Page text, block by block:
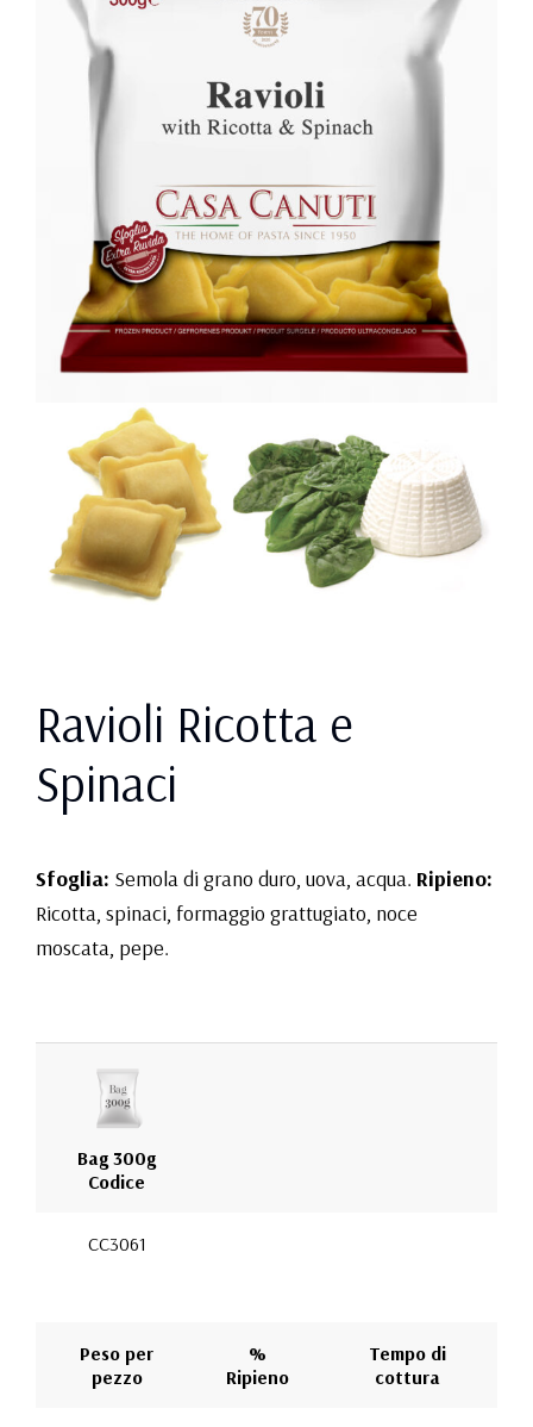
Ravioli Ricotta e
Spinaci
Sfoglia: Semola di grano duro, uova, acqua. Ripieno:
Ricotta, spinaci, formaggio grattugiato, noce
moscata, pepe.
Bag 300g
Codice
CC3061
Peso per
pezzo
%
Ripieno
Tempo di
cottura